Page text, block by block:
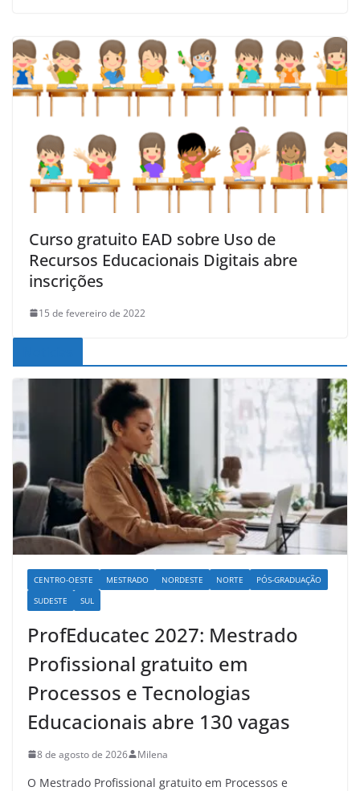
Curso gratuito EAD sobre Uso de
Recursos Educacionais Digitais abre
inscrições
15 de fevereiro de 2022
CENTRO-OESTE MESTRADO NORDESTE NORTE
PÓS-GRADUAÇÃO
SUDESTE
SUL
ProfEducatec 2027: Mestrado
Profissional gratuito em
Processos e Tecnologias
Educacionais abre 130 vagas
8 de agosto de 2026 Milena
O Mestrado Profissional gratuito em Processos e